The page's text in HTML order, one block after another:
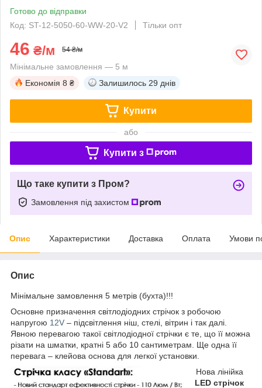
Готово до відправки
Код: ST-12-5050-60-WW-20-V2
Тільки опт
46 ₴/м 54 ₴/м
Мінімальне замовлення — 5 м
Економія 8 ₴ Залишилось 29 днів
Купити
або
Купити з
Що таке купити з Пром?
Замовлення під захистом
Опис Характеристики Доставка Оплата Умови
Опис
Мінімальне замовлення 5 метрів (бухта)!!!
Основне призначення світлодіодних стрічок з робочою
напругою 12V – підсвітлення ніш, стелі, вітрин і так далі.
Явною перевагою такої світлодіодної стрічки є те, що її можна
різати на шматки, кратні 5 або 10 сантиметрам. Ще одна її
перевага – клейова основа для легкої установки.
Нова лінійка
LED стрічок